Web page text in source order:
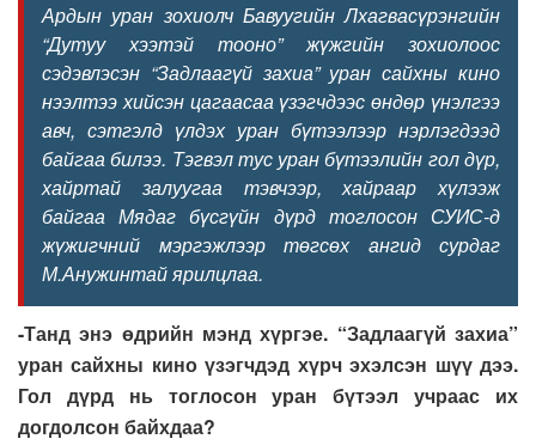
Ардын уран зохиолч Бавуугийн Лхагвасүрэнгийн
“Дутуу хээтэй тооно” жүжгийн зохиолоос
сэдэвлэсэн “Задлаагүй захиа” уран сайхны кино
нээлтээ хийсэн цагаасаа үзэгчдээс өндөр үнэлгээ
авч, сэтгэлд үлдэх уран бүтээлээр нэрлэгдээд
байгаа билээ. Тэгвэл тус уран бүтээлийн гол дүр,
хайртай залуугаа тэвчээр, хайраар хүлээж
байгаа Мядаг бүсгүйн дүрд тоглосон СУИС-д
жүжигчний мэргэжлээр төгсөх ангид сурдаг
М.Анужинтай ярилцлаа.
-Танд энэ өдрийн мэнд хүргэе. “Задлаагүй захиа”
уран сайхны кино үзэгчдэд хүрч эхэлсэн шүү дээ.
Гол дүрд нь тоглосон уран бүтээл учраас их
догдолсон байхдаа?